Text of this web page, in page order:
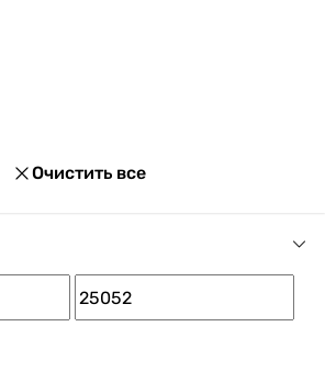
разнообразные способы
кредит и множество акций и
покупателя.
Очистить все